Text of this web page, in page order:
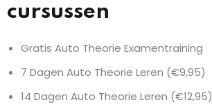
cursussen
Gratis Auto Theorie Examentraining
7 Dagen Auto Theorie Leren (€9,95)
14 Dagen Auto Theorie Leren (€12,95)